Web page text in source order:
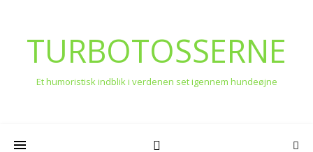
TURBOTOSSERNE
Et humoristisk indblik i verdenen set igennem hundeøjne